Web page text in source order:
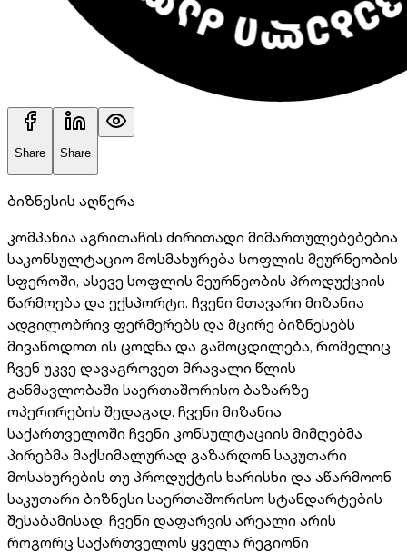
Share Share
ბიზნესის აღწერა
კომპანია აგრითაჩის ძირითადი მიმართულებებებია
საკონსულტაციო მოსმახურება სოფლის მეურნეობის
სფეროში, ასევე სოფლის მეურნეობის პროდუქციის
წარმოება და ექსპორტი. ჩვენი მთავარი მიზანია
ადგილობრივ ფერმერებს და მცირე ბიზნესებს
მივაწოდოთ ის ცოდნა და გამოცდილება, რომელიც
ჩვენ უკვე დავაგროვეთ მრავალი წლის
განმავლობაში საერთაშორისო ბაზარზე
ოპერირების შედაგად. ჩვენი მიზანია
საქართველოში ჩვენი კონსულტაციის მიმღებმა
პირებმა მაქსიმალურად გაზარდონ საკუთარი
მოსახურების თუ პროდუქტის ხარისხი და აწარმოონ
საკუთარი ბიზნესი საერთაშორისო სტანდარტების
შესაბამისად. ჩვენი დაფარვის არეალი არის
როგორც საქართველოს ყველა რეგიონი